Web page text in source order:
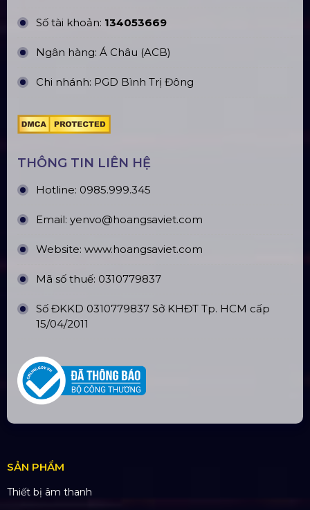
Số tài khoản: 134053669
Ngân hàng: Á Châu (ACB)
Chi nhánh: PGD Bình Trị Đông
THÔNG TIN LIÊN HỆ
Hotline: 0985.999.345
Email: yenvo@hoangsaviet.com
Website: www.hoangsaviet.com
Mã số thuế: 0310779837
Số ĐKKD 0310779837 Sở KHĐT Tp. HCM cấp
15/04/2011
SẢN PHẨM
Thiết bị âm thanh